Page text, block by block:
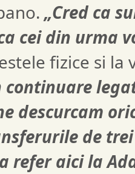
„Cred ca
cei din urma
fizice si
continuare
descurcam
de
refer aici la